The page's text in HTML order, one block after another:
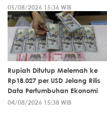
05/08/2026 15:36 WIB
Rupiah Ditutup Melemah ke
Rp18.027 per USD Jelang Rilis
Data Pertumbuhan Ekonomi
04/08/2026 15:38 WIB